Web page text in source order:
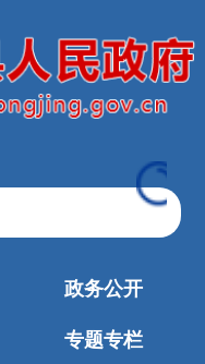
政务公开
专题专栏